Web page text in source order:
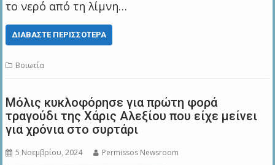
το νερό από τη λίμνη…
ΔΙΑΒΆΣΤΕ ΠΕΡΙΣΣΌΤΕΡΑ
Βοιωτία
Μόλις κυκλοφόρησε για πρώτη φορά
τραγούδι της Χάρις Αλεξίου που είχε μείνει
για χρόνια στο συρτάρι
5 Νοεμβρίου, 2024 Permissos Newsroom